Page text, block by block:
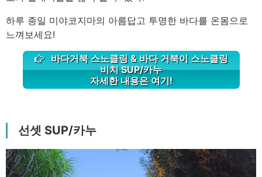
하루 종일 미야코지마의 아름답고 투명한 바다를 온몸으로
느껴보세요!
바다거북 스노클링 & 바다 거북이 스노클링
비치 SUP/카누
자세한 내용은 여기!
선셋 SUP/카누